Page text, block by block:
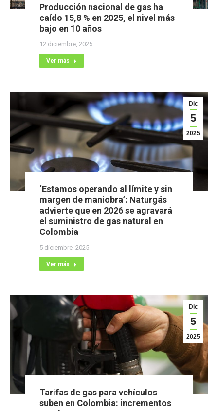
Producción nacional de gas ha
caído 15,8 % en 2025, el nivel más
bajo en 10 años
12 diciembre, 2025
Ver más
Dic
5
2025
‘Estamos operando al límite y sin
margen de maniobra’: Naturgás
advierte que en 2026 se agravará
el suministro de gas natural en
Colombia
5 diciembre, 2025
Ver más
Dic
5
2025
Tarifas de gas para vehículos
suben en Colombia: incrementos